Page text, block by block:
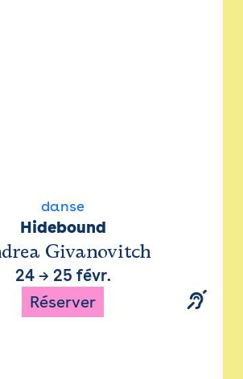
danse
Hidebound
Givanovitch
24→ 25 févr.
Réserver